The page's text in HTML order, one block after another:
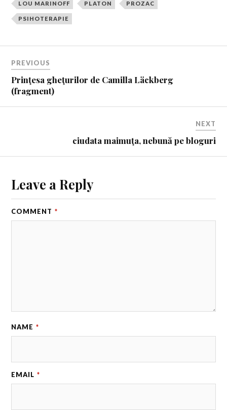
LOU MARINOFF PLATON PROZAC
PSIHOTERAPIE
PREVIOUS
Prinţesa gheţurilor de Camilla Läckberg
(fragment)
NEXT
ciudata maimuţa, nebună pe bloguri
Leave a Reply
COMMENT *
NAME *
EMAIL *